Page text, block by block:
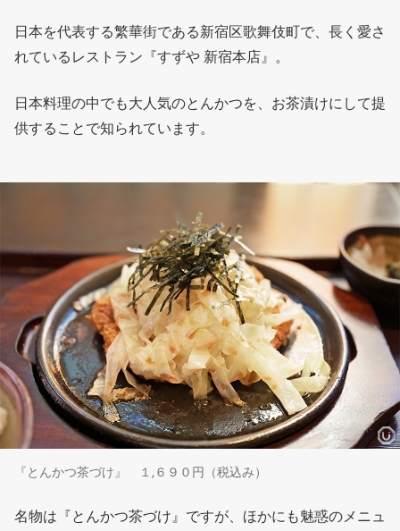
日本を代表する繁華街である新宿区歌舞伎町で、長く愛さ
れているレストラン『すずや 新宿本店』。
日本料理の中でも大人気のとんかつを、お茶漬けにして提
供することで知られています。
『とんかつ茶づけ』 １,６９０円（税込み）
名物は『とんかつ茶づけ』ですが、ほかにも魅惑のメニュ